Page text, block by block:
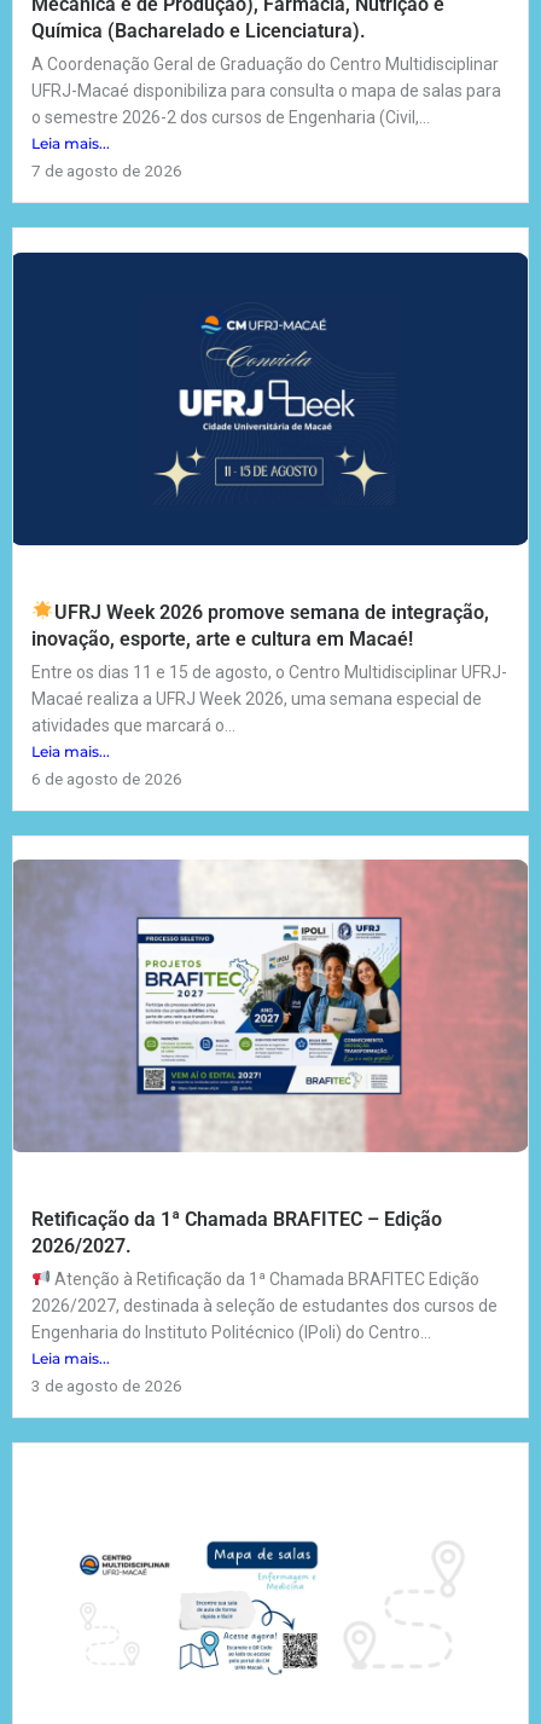
Mecânica e de Produção), Farmácia, Nutrição e
Química (Bacharelado e Licenciatura).
A Coordenação Geral de Graduação do Centro Multidisciplinar
UFRJ-Macaé disponibiliza para consulta o mapa de salas para
o semestre 2026-2 dos cursos de Engenharia (Civil,...
Leia mais...
7 de agosto de 2026
UFRJ Week 2026 promove semana de integração,
inovação, esporte, arte e cultura em Macaé!
Entre os dias 11 e 15 de agosto, o Centro Multidisciplinar UFRJ-
Macaé realiza a UFRJ Week 2026, uma semana especial de
atividades que marcará o...
Leia mais...
6 de agosto de 2026
Retificação da 1ª Chamada BRAFITEC – Edição
2026/2027.
Atenção à Retificação da 1ª Chamada BRAFITEC Edição
2026/2027, destinada à seleção de estudantes dos cursos de
Engenharia do Instituto Politécnico (IPoli) do Centro...
Leia mais...
3 de agosto de 2026